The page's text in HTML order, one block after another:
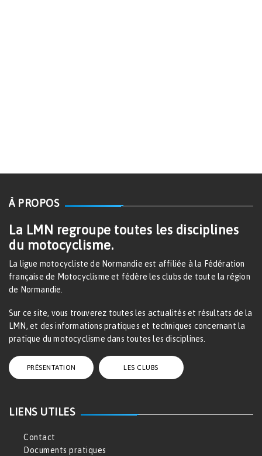
À PROPOS
La LMN regroupe toutes les disciplines
du motocyclisme.
La ligue motocycliste de Normandie est affiliée à la Fédération
française de Motocyclisme et fédère les clubs de toute la région
de Normandie.
Sur ce site, vous trouverez toutes les actualités et résultats de la
LMN, et des informations pratiques et techniques concernant la
pratique du motocyclisme dans toutes les disciplines.
PRÉSENTATION LES CLUBS
LIENS UTILES
Contact
Documents pratiques